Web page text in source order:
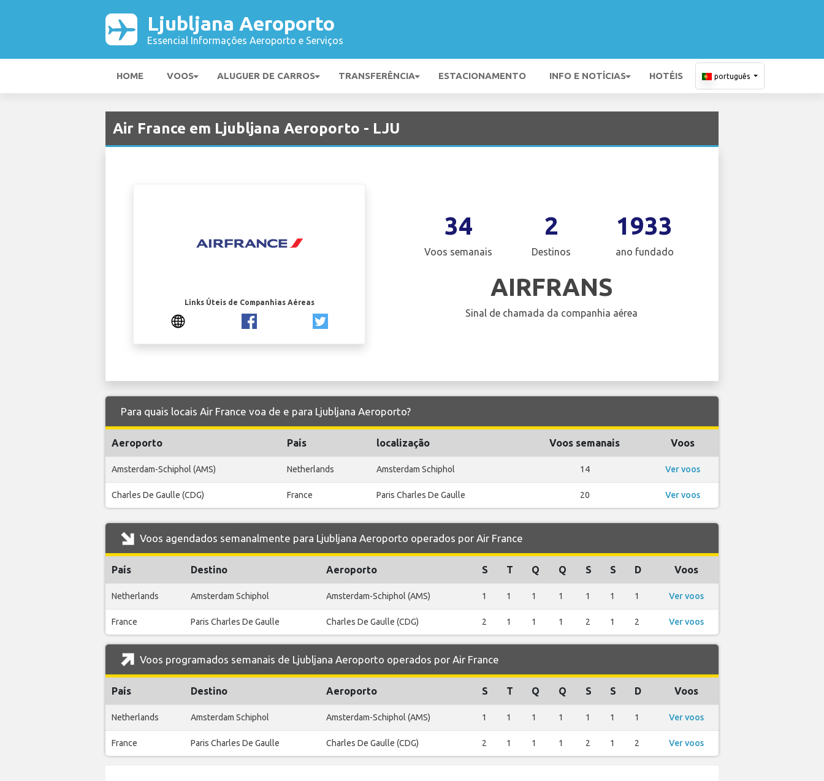
Ljubljana Aeroporto
Essencial Informações Aeroporto e Serviços
HOME VOOS ALUGUER DE CARROS TRANSFERÊNCIA ESTACIONAMENTO INFO E NOTÍCIAS HOTÉIS português
Air France em Ljubljana Aeroporto - LJU
Links Úteis de Companhias Aéreas
34
Voos semanais
2
Destinos
1933
ano fundado
AIRFRANS
Sinal de chamada da companhia aérea
Para quais locais Air France voa de e para Ljubljana Aeroporto?
Aeroporto País localização Voos semanais Voos
Amsterdam-Schiphol (AMS) Netherlands Amsterdam Schiphol 14 Ver voos
Charles De Gaulle (CDG) France Paris Charles De Gaulle 20 Ver voos
Voos agendados semanalmente para Ljubljana Aeroporto operados por Air France
País Destino Aeroporto S T Q Q S S D Voos
Netherlands Amsterdam Schiphol Amsterdam-Schiphol (AMS) 1 1 1 1 1 1 1 Ver voos
France Paris Charles De Gaulle Charles De Gaulle (CDG) 2 1 1 1 2 1 2 Ver voos
Voos programados semanais de Ljubljana Aeroporto operados por Air France
País Destino Aeroporto S T Q Q S S D Voos
Netherlands Amsterdam Schiphol Amsterdam-Schiphol (AMS) 1 1 1 1 1 1 1 Ver voos
France Paris Charles De Gaulle Charles De Gaulle (CDG) 2 1 1 1 2 1 2 Ver voos